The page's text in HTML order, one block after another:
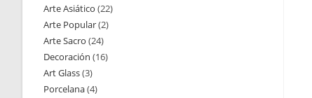
Arte Asiático 2222
Arte Popular 22
Arte Sacro 2424
productos
Decoración 1616
Art Glass 33
productos
Porcelana 44